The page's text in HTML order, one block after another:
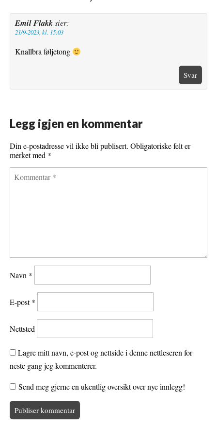
Emil Flakksier:
21/9-2023, kl. 15:03
Knallbra føljetong
Svar
Legg igjen en kommentar
Din e-postadresse vil ikke bli publisert. Obligatoriske felt er
merket med *
Navn *
E-post*
Nettsted
Lagre mitt navn, e-post og nettside i denne nettleseren for
neste gang jeg kommenterer.
Send meg gjerne en ukentlig oversikt over nye innlegg!